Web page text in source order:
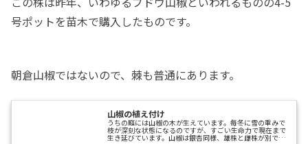
号ポットを苗木で購入したものです。
朝倉山椒ではないので、棘も普通にあります。
山椒の植え付け
うちの庭には山椒の木が生えています。毎冬に雪の重みで
枝が深刻な状態になるのですが、すごい生命力で現在まで
生き延びています。山椒は銀杏同様、雄株と雌株が別で、